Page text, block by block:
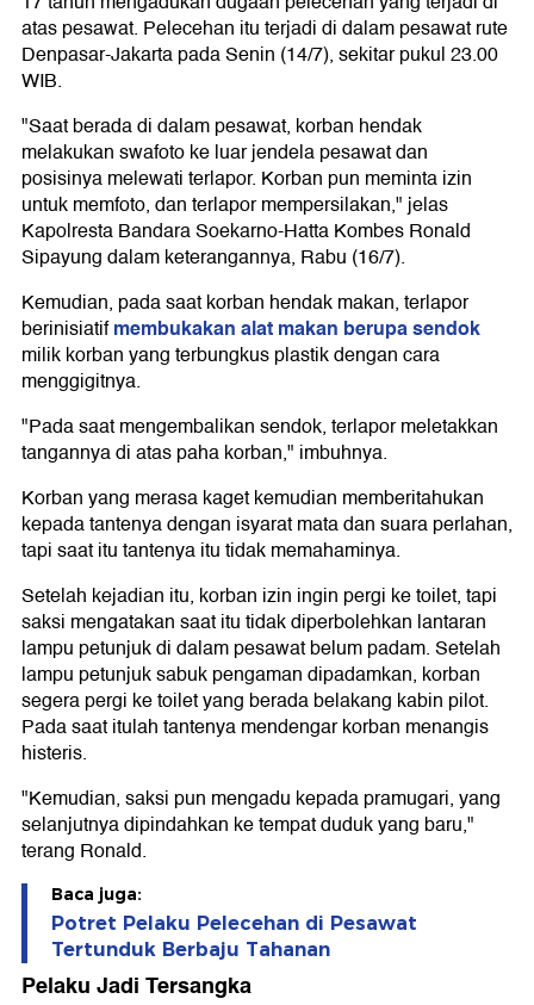
atas pesawat. Pelecehan itu terjadi di dalam pesawat rute
Denpasar-Jakarta pada Senin (14/7), sekitar pukul 23.00
WIB.
"Saat berada di dalam pesawat, korban hendak
melakukan swafoto ke luar jendela pesawat dan
posisinya melewati terlapor. Korban pun meminta izin
untuk memfoto, dan terlapor mempersilakan," jelas
Kapolresta Bandara Soekarno-Hatta Kombes Ronald
Sipayung dalam keterangannya, Rabu (16/7).
Kemudian, pada saat korban hendak makan, terlapor
berinisiatifmembukakan alat makan berupa sendok
milik korban yang terbungkus plastik dengan cara
menggigitnya.
"Pada saat mengembalikan sendok, terlapor meletakkan
tangannya di atas paha korban," imbuhnya.
Korban yang merasa kaget kemudian memberitahukan
kepada tantenya dengan isyarat mata dan suara perlahan,
tapi saat itu tantenya itu tidak memahaminya.
Setelah kejadian itu, korban izin ingin pergi ke toilet, tapi
saksi mengatakan saat itu tidak diperbolehkan lantaran
lampu petunjuk di dalam pesawat belum padam. Setelah
lampu petunjuk sabuk pengaman dipadamkan, korban
segera pergi ke toilet yang berada belakang kabin pilot.
Pada saat itulah tantenya mendengar korban menangis
histeris.
"Kemudian, saksi pun mengadu kepada pramugari, yang
selanjutnya dipindahkan ke tempat duduk yang baru,"
terang Ronald.
Baca juga:
Potret Pelaku Pelecehan di Pesawat
Tertunduk Berbaju Tahanan
Pelaku Jadi Tersangka